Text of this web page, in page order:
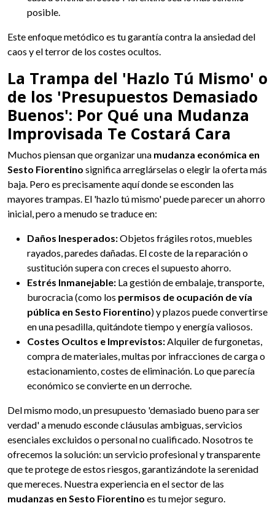
posible.
Este enfoque metódico es tu garantía contra la ansiedad del
caos y el terror de los costes ocultos.
La Trampa del 'Hazlo Tú Mismo' o
de los 'Presupuestos Demasiado
Buenos': Por Qué una Mudanza
Improvisada Te Costará Cara
Muchos piensan que organizar una mudanza económica en
Sesto Fiorentino significa arreglárselas o elegir la oferta más
baja. Pero es precisamente aquí donde se esconden las
mayores trampas. El 'hazlo tú mismo' puede parecer un ahorro
inicial, pero a menudo se traduce en:
Daños Inesperados:Objetos frágiles rotos, muebles
rayados, paredes dañadas. El coste de la reparación o
sustitución supera con creces el supuesto ahorro.
Estrés Inmanejable: La gestión de embalaje, transporte,
burocracia (como los permisos de ocupación de vía
pública en Sesto Fiorentino) y plazos puede convertirse
en una pesadilla, quitándote tiempo y energía valiosos.
Costes Ocultos e Imprevistos:Alquiler de furgonetas,
compra de materiales, multas por infracciones de carga o
estacionamiento, costes de eliminación. Lo que parecía
económico se convierte en un derroche.
Del mismo modo, un presupuesto 'demasiado bueno para ser
verdad' a menudo esconde cláusulas ambiguas, servicios
esenciales excluidos o personal no cualificado. Nosotros te
ofrecemos la solución: un servicio profesional y transparente
que te protege de estos riesgos, garantizándote la serenidad
que mereces. Nuestra experiencia en el sector de las
mudanzas en Sesto Fiorentino es tu mejor seguro.